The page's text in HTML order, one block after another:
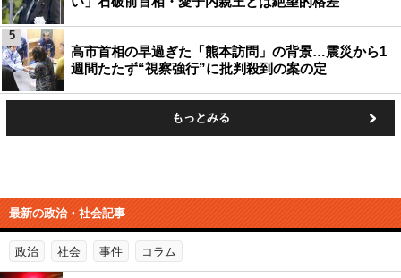
高市首相の早過ぎた「熊本訪問」の背景…震災から1
週間たたず“視察強行”に批判殺到の案の定
5
もっとみる
最新の政治・社会記事
政治 社会 事件 コラム